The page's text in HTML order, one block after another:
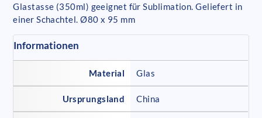
Glastasse (350ml) geeignet für Sublimation. Geliefert in
einer Schachtel. Ø80 x 95 mm
Informationen
Material Glas
Ursprungsland China